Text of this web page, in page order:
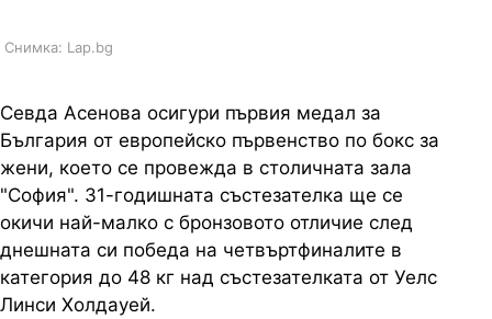
Снимка: Lap.bg
Севда Асенова осигури първия медал за
България от европейско първенство по бокс за
жени, което се провежда в столичната зала
"София". 31-годишната състезателка ще се
окичи най-малко с бронзовото отличие след
днешната си победа на четвъртфиналите в
категория до 48 кг над състезателката от Уелс
Линси Холдауей.